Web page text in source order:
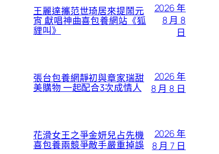
王麗達攜范世琦居來提鬧元
宵 獻唱神曲喜包養網站《狐
貍叫》
2026 年
8 月 8
日
張台包養網靜初與章家瑞甜
美購物 一起配合3次成情人
2026 年
8 月 8 日
花滑女王之爭金妍兒占先機
喜包養兩競爭敵手嚴重掉誤
2026 年
8 月 7 日